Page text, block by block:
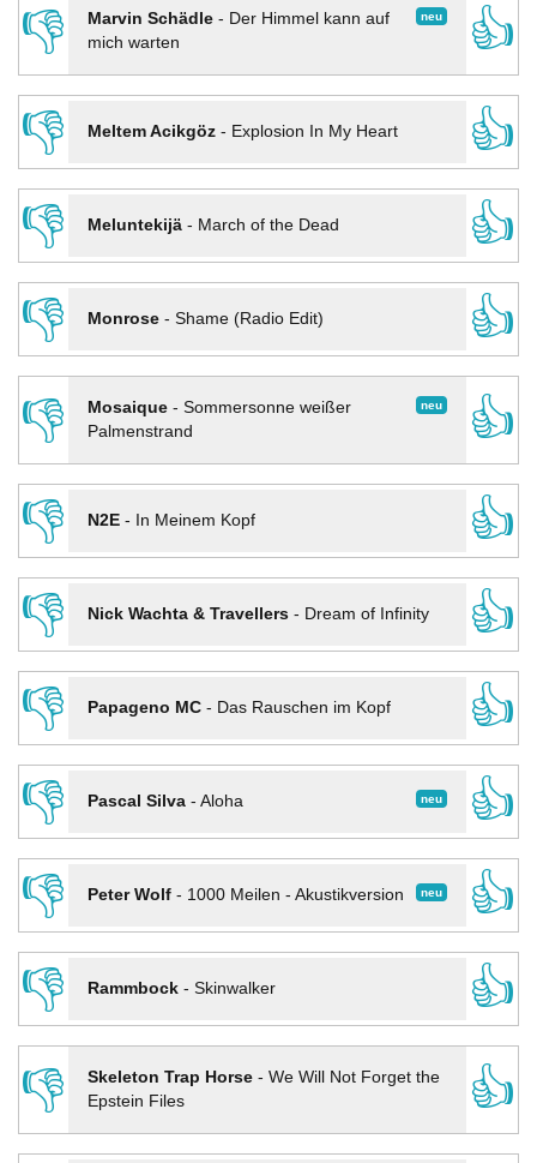
👎 neu
Marvin Schädle- Der Himmel kann auf
mich warten
👍
👎
Meltem Acikgöz- Explosion In My Heart
👍
👎
Meluntekijä- March of the Dead
👍
👎
Monrose- Shame (Radio Edit)
👍
👎
neu
Mosaique- Sommersonne weißer
Palmenstrand
👍
👎
N2E- In Meinem Kopf
👍
👎
Nick Wachta & Travellers- Dream of Infinity
👍
👎
Papageno MC- Das Rauschen im Kopf
👍
👎
neu
Pascal Silva- Aloha
👍
👎
neu
Peter Wolf- 1000 Meilen - Akustikversion
👍
👎
Rammbock- Skinwalker
👍
👎
Skeleton Trap Horse- We Will Not Forget the
Epstein Files
👍